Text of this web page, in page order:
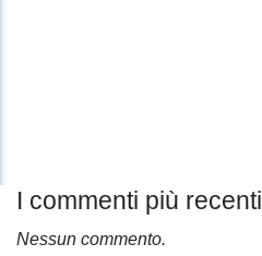
I commenti più recenti
Nessun commento.